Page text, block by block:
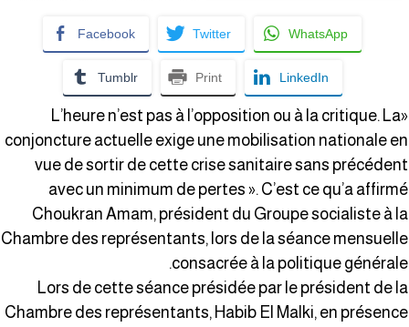
Facebook Twitter WhatsApp
Tumblr Print LinkedIn
«L’heure n’est pas à l’opposition ou à la critique. La
conjoncture actuelle exige une mobilisation nationale
vue de sortir de cette crise sanitaire sans
avec un minimum de pertes ». C’est ce qu’a
Choukran Amam, président du Groupe socialiste à
Chambre des représentants, lors de la séance
consacrée à la politique
Lors de cette séance présidée par le président de
Chambre des représentants, Habib El Malki, en